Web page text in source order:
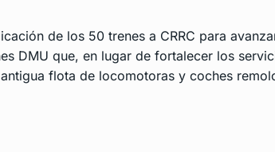
de los 50 trenes a CRRC para
DMU que, en lugar de fortalecer los
flota de locomotoras y coches